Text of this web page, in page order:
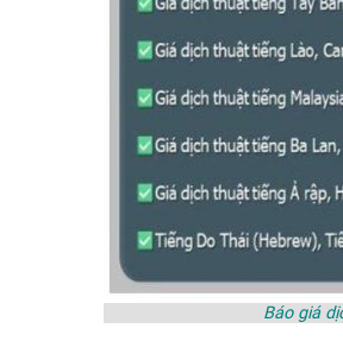
Báo giá